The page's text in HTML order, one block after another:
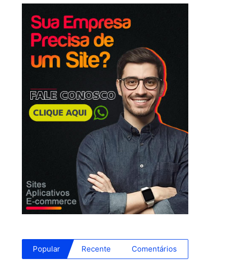
Popular Recente Comentários